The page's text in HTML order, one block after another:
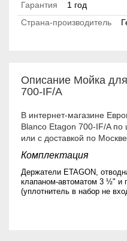
Гарантия
1 год
Страна-производитель
Описание Мойка
700-IF/A
В интернет-магазине
Blanco Etagon 700-IF/A по
или с доставкой по Москве.
Комплектация
Держатели ETAGON,
клапаном-автоматом 3 ½" и
(уплотнитель в набор не